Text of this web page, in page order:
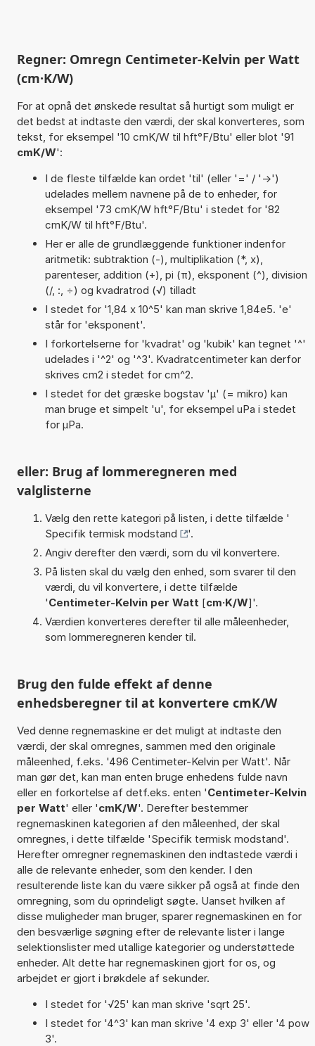
Regner: Omregn Centimeter-Kelvin per Watt
(cm·K/W)
For at opnå det ønskede resultat så hurtigt som muligt er
det bedst at indtaste den værdi, der skal konverteres, som
tekst, for eksempel '10 cmK/W til hft°F/Btu' eller blot '91
cmK/W':
I de fleste tilfælde kan ordet 'til' (eller '=' / '->')
udelades mellem navnene på de to enheder, for
eksempel '73 cmK/W hft°F/Btu' i stedet for '82
cmK/W til hft°F/Btu'.
Her er alle de grundlæggende funktioner indenfor
aritmetik: subtraktion (-), multiplikation (*, x),
parenteser, addition (+), pi (π), eksponent (^), division
(/, :, ÷) og kvadratrod (√) tilladt
I stedet for '1,84 x 10^5' kan man skrive 1,84e5. 'e'
står for 'eksponent'.
I forkortelserne for 'kvadrat' og 'kubik' kan tegnet '^'
udelades i '^2' og '^3'. Kvadratcentimeter kan derfor
skrives cm2 i stedet for cm^2.
I stedet for det græske bogstav 'µ' (= mikro) kan
man bruge et simpelt 'u', for eksempel uPa i stedet
for µPa.
eller: Brug af lommeregneren med
valglisterne
Vælg den rette kategori på listen, i dette tilfælde '
Specifik termisk modstand
'.
Angiv derefter den værdi, som du vil konvertere.
På listen skal du vælg den enhed, som svarer til den
værdi, du vil konvertere, i dette tilfælde
'Centimeter-Kelvin per Watt [cm·K/W]'.
Værdien konverteres derefter til alle måleenheder,
som lommeregneren kender til.
Brug den fulde effekt af denne
enhedsberegner til at konvertere cmK/W
Ved denne regnemaskine er det muligt at indtaste den
værdi, der skal omregnes, sammen med den originale
måleenhed, f.eks. '496 Centimeter-Kelvin per Watt'. Når
man gør det, kan man enten bruge enhedens fulde navn
eller en forkortelse af detf.eks. enten 'Centimeter-Kelvin
per Watt' eller 'cmK/W'. Derefter bestemmer
regnemaskinen kategorien af den måleenhed, der skal
omregnes, i dette tilfælde 'Specifik termisk modstand'.
Herefter omregner regnemaskinen den indtastede værdi i
alle de relevante enheder, som den kender. I den
resulterende liste kan du være sikker på også at finde den
omregning, som du oprindeligt søgte. Uanset hvilken af
disse muligheder man bruger, sparer regnemaskinen en for
den besværlige søgning efter de relevante lister i lange
selektionslister med utallige kategorier og understøttede
enheder. Alt dette har regnemaskinen gjort for os, og
arbejdet er gjort i brøkdele af sekunder.
I stedet for '√25' kan man skrive 'sqrt 25'.
I stedet for '4^3' kan man skrive '4 exp 3' eller '4 pow
3'.